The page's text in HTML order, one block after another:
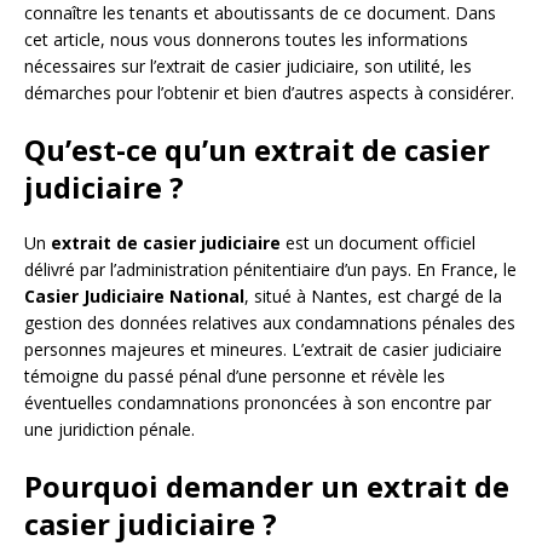
connaître les tenants et aboutissants de ce document. Dans
cet article, nous vous donnerons toutes les informations
nécessaires sur l’extrait de casier judiciaire, son utilité, les
démarches pour l’obtenir et bien d’autres aspects à considérer.
Qu’est-ce qu’un extrait de casier
judiciaire ?
Un extrait de casier judiciaire est un document officiel
délivré par l’administration pénitentiaire d’un pays. En France, le
Casier Judiciaire National, situé à Nantes, est chargé de la
gestion des données relatives aux condamnations pénales des
personnes majeures et mineures. L’extrait de casier judiciaire
témoigne du passé pénal d’une personne et révèle les
éventuelles condamnations prononcées à son encontre par
une juridiction pénale.
Pourquoi demander un extrait de
casier judiciaire ?